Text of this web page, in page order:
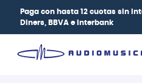
Paga con hasta 12 cuotas sin
Diners, BBVA e Interbank